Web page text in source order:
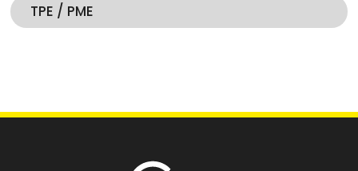
TPE / PME